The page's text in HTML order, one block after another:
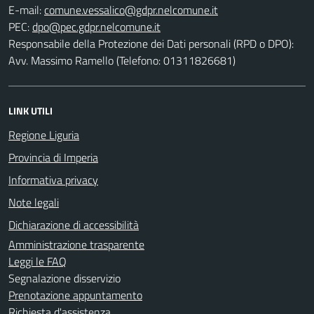
E-mail:
PEC:
Responsabile della Protezione dei Dati personali (RPD o DPO):
Avv. Massimo Ramello (Telefono: 01311826681)
LINK UTILI
Regione Liguria
Provincia di Imperia
Informativa privacy
Note legali
Dichiarazione di accessibilità
Amministrazione trasparente
Leggi le FAQ
Segnalazione disservizio
Prenotazione appuntamento